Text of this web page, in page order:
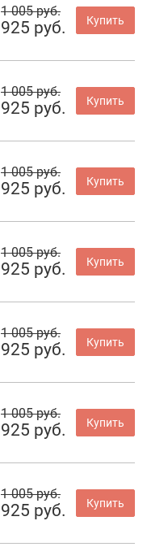
1 005 руб.
925 руб. Купить
1 005 руб.
925 руб. Купить
1 005 руб.
925 руб. Купить
1 005 руб.
925 руб. Купить
1 005 руб.
925 руб. Купить
1 005 руб.
925 руб. Купить
1 005 руб.
925 руб. Купить